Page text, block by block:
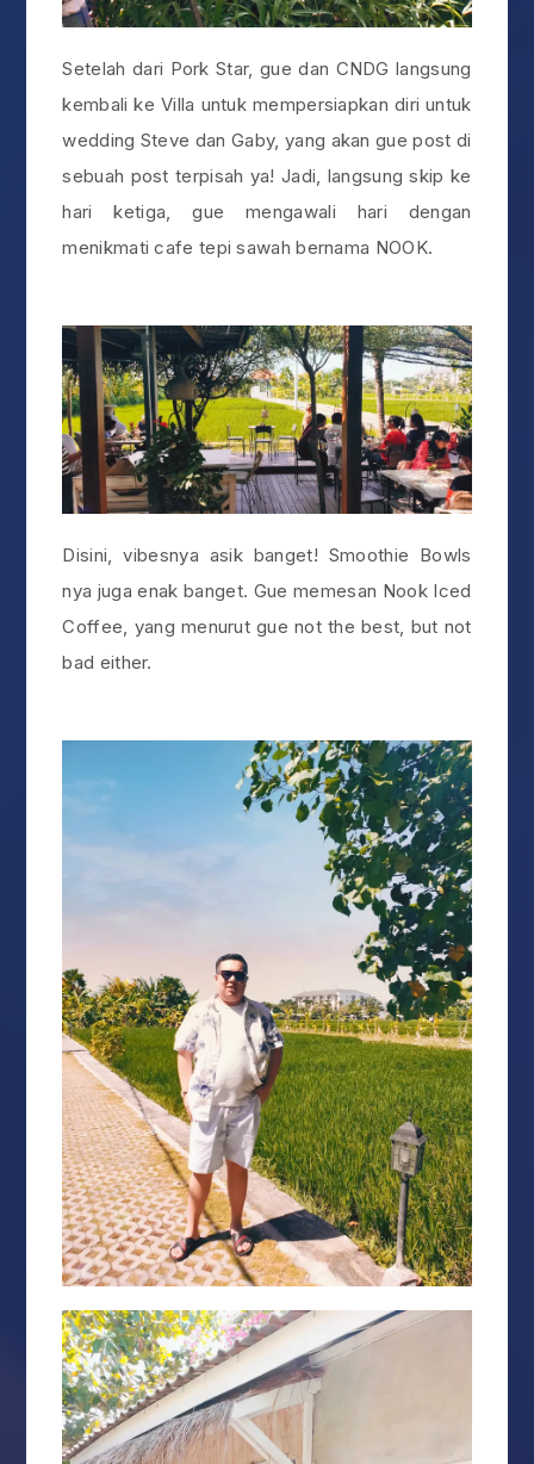
Setelah dari Pork Star, gue dan CNDG langsung
kembali ke Villa untuk mempersiapkan diri untuk
wedding Steve dan Gaby, yang akan gue post di
sebuah post terpisah ya! Jadi, langsung skip ke
hari ketiga, gue mengawali hari dengan
menikmati cafe tepi sawah bernama NOOK.
Disini, vibesnya asik banget! Smoothie Bowls
nya juga enak banget. Gue memesan Nook Iced
Coffee, yang menurut gue not the best, but not
bad either.